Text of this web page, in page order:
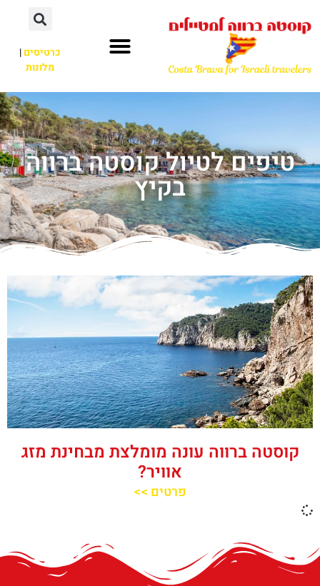
כרטיסים|
מלונות
טיפים לטיול קוסטה ברווה
בקיץ
קוסטה ברווה עונה מומלצת מבחינת מזג
אוויר?
פרטים >>